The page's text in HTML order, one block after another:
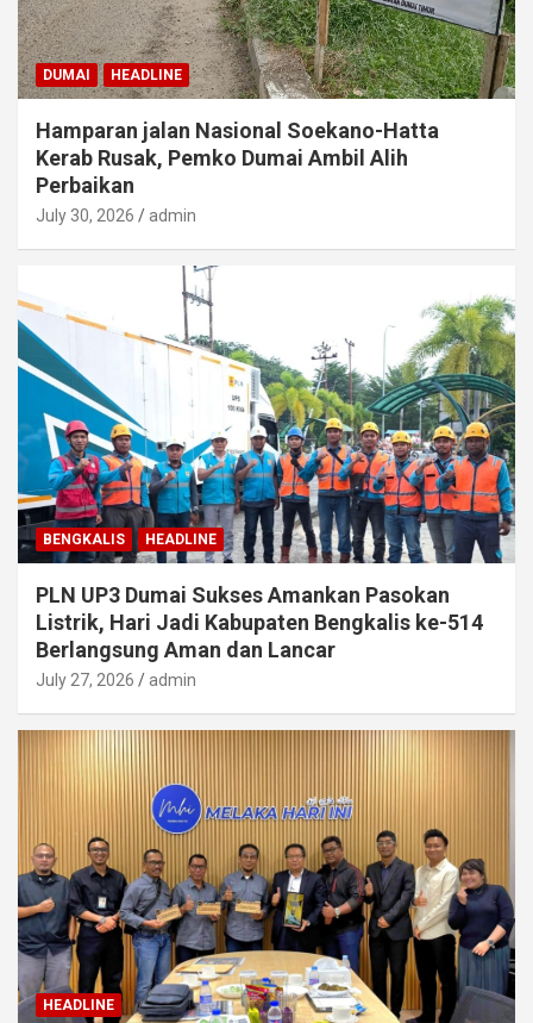
DUMAI HEADLINE
Hamparan jalan Nasional Soekano-Hatta
Kerab Rusak, Pemko Dumai Ambil Alih
Perbaikan
July 30, 2026 admin
BENGKALIS HEADLINE
PLN UP3 Dumai Sukses Amankan Pasokan
Listrik, Hari Jadi Kabupaten Bengkalis ke-514
Berlangsung Aman dan Lancar
July 27, 2026 admin
HEADLINE